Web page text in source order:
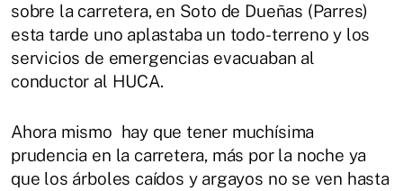
sobre la carretera, en Soto de Dueñas (Parres)
esta tarde uno aplastaba un todo-terreno y los
servicios de emergencias evacuaban al
conductor al HUCA.
Ahora mismo hay que tener muchísima
prudencia en la carretera, más por la noche ya
que los árboles caídos y argayos no se ven hasta